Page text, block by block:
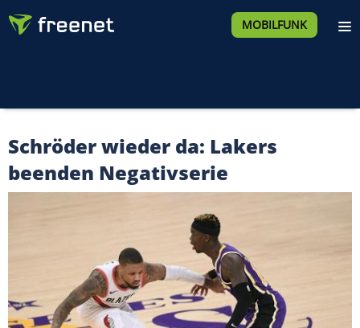
MOBILFUNK
Schröder wieder da: Lakers
beenden Negativserie